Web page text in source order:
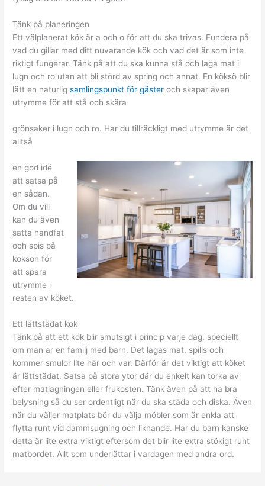
Tänk på planeringen
Ett välplanerat kök är a och o för att du ska trivas. Fundera på
vad du gillar med ditt nuvarande kök och vad det är som inte
riktigt fungerar. Tänk på att du ska kunna stå och laga mat i
lugn och ro utan att bli störd av spring och annat. En köksö blir
lätt en naturligsamlingspunkt för gäster och skapar även
utrymme för att stå och skära
grönsaker i lugn och ro. Har du tillräckligt med utrymme är det
alltså
en god idé
att satsa på
en sådan.
Om du vill
kan du även
sätta handfat
och spis på
köksön för
att spara
utrymme i
resten av köket.
Ett lättstädat kök
Tänk på att ett kök blir smutsigt i princip varje dag, speciellt
om man är en familj med barn. Det lagas mat, spills och
kommer smulor lite här och var. Därför är det viktigt att köket
är lättstädat. Satsa på stora ytor där du enkelt kan torka av
efter matlagningen eller frukosten. Tänk även på att ha bra
belysning så du ser ordentligt när du ska städa och diska. Även
när du väljer matplats bör du välja möbler som är enkla att
flytta runt vid dammsugning och liknande. Har du barn kanske
detta är lite extra viktigt eftersom det blir lite extra stökigt runt
matbordet. Allt som underlättar i vardagen med andra ord.